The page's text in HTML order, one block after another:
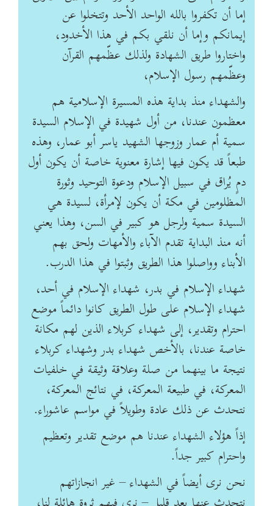
إما أن تكفروا بالله الواحد الأحد وتتخلوا عن
إيمانكم وإما أن نلقي بكم في هذا ‏الأخدود،
واختاروا طريق الشهادة ولذلك عظّمهم القرآن
وعظّمهم رسول الإسلام،
والشهداء منذ بداية هذه ‏المسيرة الإسلامية هم
معظمون عندنا، من أول شهيدة في الإسلام السيدة
سمية أم عمار وزوجها الشهيد ‏ياسر أبو عمار، وهذه
طبعاً قد يكون فيها إشارة معنوية خاصة أن يكون أول
دمٍ يُراق في سبيل الإسلام ‏ودعوة التوحيد وثورة
المظلومين في مكة أن يكون لإمرأة، لسيدة هي
السيدة سمية ولرجل هو كبير في ‏السن، وهذا يعني
أنه منذ البداية تقدم الآباء والأمهات ولحق بهم
الأبناء وواصلوا هذا الطريق وثبتوا في ‏هذا الدرب.
شهداء الإسلام في بدر، شهداء الإسلام في أحد،
شهداء الإسلام على طول الطريق كانوا دائماً ‏موضع
احترام وتقدير، إلى شهداء كربلاء الذين لهم مكانة
خاصة عندنا، بالأخص شهداء بدر وشهداء ‏كربلاء
نتيجة ما بينهما من صلة وعلاقة وثيقة في خلفيات
المعركة، في طبيعة المعركة، في نتائج ‏المعركة،
نتحدث عن ذلك عادة وطويلاً في مواسم عاشوراء.
إذاً هؤلاء الشهداء عندنا هم موضع تقدير ‏وتعظيم
واحترام كبير جداً. ‏
نحن نرى أيضاً في الشهداء – غير انجازاتهم